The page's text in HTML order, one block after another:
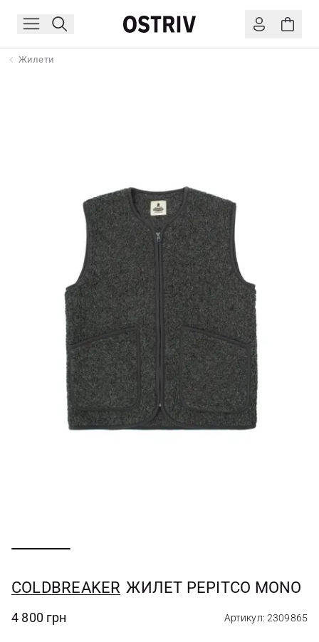
Жилети
COLDBREAKER ЖИЛЕТ PEPITCO MONO
4 800 грн Артикул: 2309865